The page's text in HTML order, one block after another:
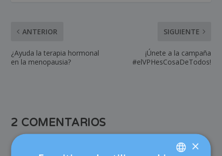
ANTERIOR
¿Ayuda la terapia hormonal
en la menopausia?
SIGUIENTE
¡Únete a la campaña
#elVPHesCosaDeTodos!
2 COMENTARIOS
×